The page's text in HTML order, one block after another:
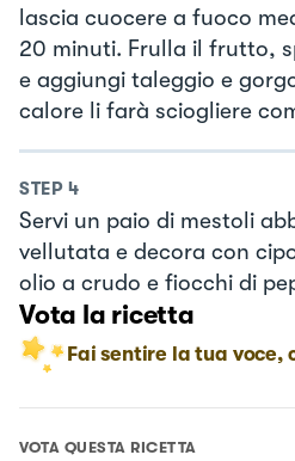
lascia cuocere a fuoco
20 minuti. Frulla il frutto,
e aggiungi taleggio e
calore li farà sciogliere
STEP 4
Servi un paio di mestoli
vellutata e decora con
olio a crudo e fiocchi di
Vota la ricetta
Fai sentire la tua voce,
VOTA QUESTA RICETTA